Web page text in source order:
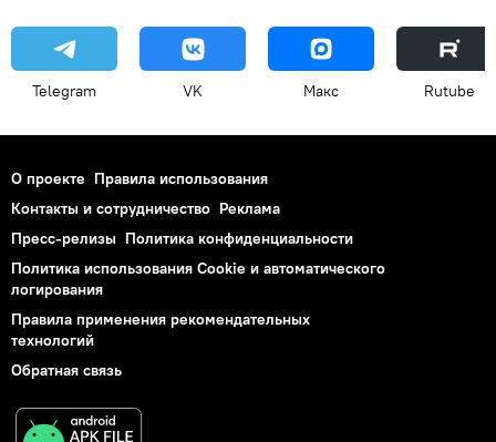
Telegram VK Макс Rutube
О проекте Правила использования
Контакты и сотрудничество Реклама
Пресс-релизы Политика конфиденциальности
Политика использования Cookie и автоматического
логирования
Правила применения рекомендательных
технологий
Обратная связь